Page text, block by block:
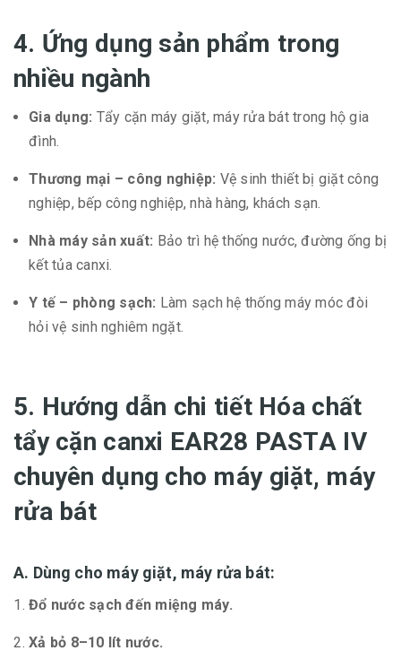
4. Ứng dụng sản phẩm trong
nhiều ngành
Gia dụng: Tẩy cặn máy giặt, máy rửa bát trong hộ gia
đình.
Thương mại – công nghiệp: Vệ sinh thiết bị giặt công
nghiệp, bếp công nghiệp, nhà hàng, khách sạn.
Nhà máy sản xuất: Bảo trì hệ thống nước, đường ống bị
kết tủa canxi.
Y tế – phòng sạch: Làm sạch hệ thống máy móc đòi
hỏi vệ sinh nghiêm ngặt.
5. Hướng dẫn chi tiết Hóa chất
tẩy cặn canxi EAR28 PASTA IV
chuyên dụng cho máy giặt, máy
rửa bát
A. Dùng cho máy giặt, máy rửa bát:
Đổ nước sạch đến miệng máy.
Xả bỏ 8–10 lít nước.